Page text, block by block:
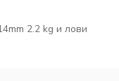
2.2 kg и лови